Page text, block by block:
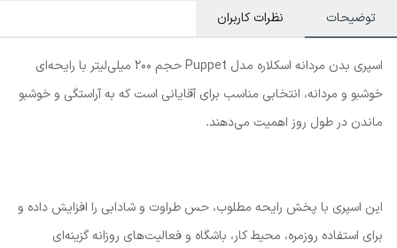
توضیحات نظرات کاربران
اسپری بدن مردانه اسکلاره مدل Puppet حجم 200 میلی‌لیتر با رایحه‌ای
خوشبو و مردانه، انتخابی مناسب برای آقایانی است که به آراستگی و خوشبو
ماندن در طول روز اهمیت می‌دهند.
این اسپری با پخش رایحه مطلوب، حس طراوت و شادابی را افزایش داده و
برای استفاده روزمره، محیط کار، باشگاه و فعالیت‌های روزانه گزینه‌ای